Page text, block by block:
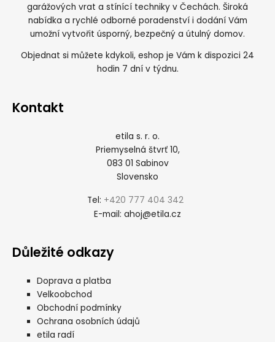
garážových vrat a stínící techniky v Čechách. Široká
nabídka a rychlé odborné poradenství i dodání Vám
umožní vytvořit úsporný, bezpečný a útulný domov.
Objednat si můžete kdykoli, eshop je Vám k dispozici 24
hodin 7 dní v týdnu.
Kontakt
etila s. r. o.
Priemyselná štvrť 10,
083 01 Sabinov
Slovensko
Tel: +420 777 404 342
E-mail: ahoj@etila.cz
Důležité odkazy
Doprava a platba
Velkoobchod
Obchodní podmínky
Ochrana osobních údajů
etila radí